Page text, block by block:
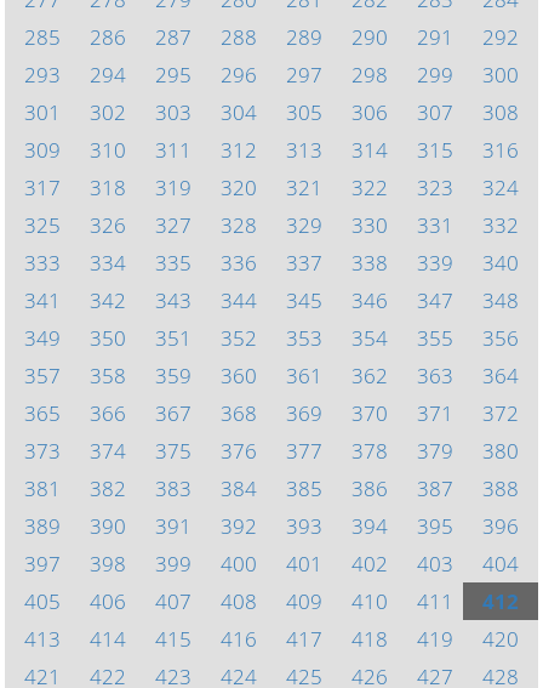
285
286 287 288 289 290 291
292
293
294 295 296 297 298 299
300
301
302 303 304 305 306 307
308
309
310 311 312 313 314 315
316
317
318 319 320 321 322 323
324
325
326 327 328 329 330 331
332
333
334 335 336 337 338 339
340
341
342 343 344 345 346 347
348
349
350 351 352 353 354 355
356
357
358 359 360 361 362 363
364
365
366 367 368 369 370 371
372
373
374 375 376 377 378 379
380
381
382 383 384 385 386 387
388
389
390 391 392 393 394 395
396
397
398 399 400 401 402 403
404
405
406 407 408 409 410 411
412
413
414 415 416 417 418 419
420
421
422 423 424 425 426 427 428